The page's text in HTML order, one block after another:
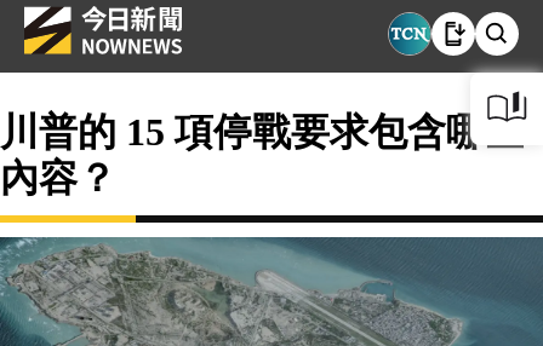
川普的 15 項停戰要求包含哪些
內容？